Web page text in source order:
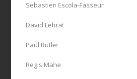
Sebastien Escola-Fasseur
David Lebrat
Paul Butler
Regis Mahe